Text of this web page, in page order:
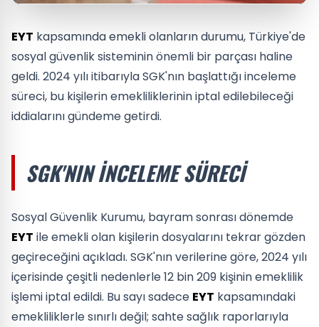
EYT kapsamında emekli olanların durumu, Türkiye'de
sosyal güvenlik sisteminin önemli bir parçası haline
geldi. 2024 yılı itibarıyla SGK'nın başlattığı inceleme
süreci, bu kişilerin emekliliklerinin iptal edilebileceği
iddialarını gündeme getirdi.
SGK'NIN İNCELEME SÜRECI
Sosyal Güvenlik Kurumu, bayram sonrası dönemde
EYT ile emekli olan kişilerin dosyalarını tekrar gözden
geçireceğini açıkladı. SGK'nın verilerine göre, 2024 yılı
içerisinde çeşitli nedenlerle 12 bin 209 kişinin emeklilik
işlemi iptal edildi. Bu sayı sadece EYT kapsamındaki
emekliliklerle sınırlı değil; sahte sağlık raporlarıyla